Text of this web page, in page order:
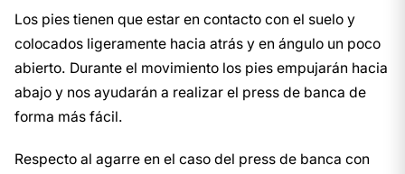
Los pies tienen que estar en contacto con el suelo y
colocados ligeramente hacia atrás y en ángulo un poco
abierto. Durante el movimiento los pies empujarán hacia
abajo y nos ayudarán a realizar el press de banca de
forma más fácil.
Respecto al agarre en el caso del press de banca con